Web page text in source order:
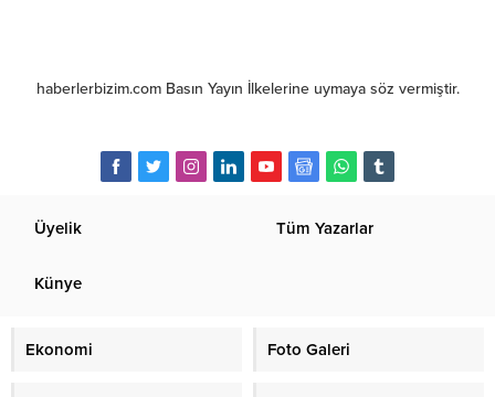
haberlerbizim.com Basın Yayın İlkelerine uymaya söz vermiştir.
Üyelik Tüm Yazarlar
Künye
Ekonomi Foto Galeri